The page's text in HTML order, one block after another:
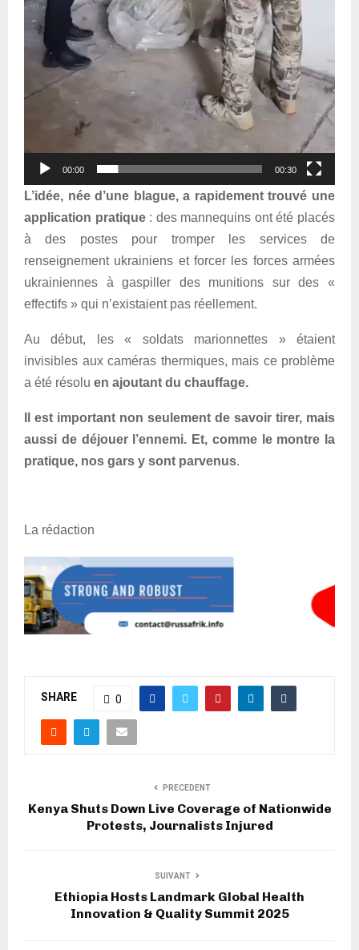
00:00 00:30
L’idée, née d’une blague, a rapidement trouvé une
application pratique: des mannequins ont été placés
à des postes pour tromper les services de
renseignement ukrainiens et forcer les forces armées
ukrainiennes à gaspiller des munitions sur des «
effectifs » qui n’existaient pas réellement.
Au début, les « soldats marionnettes » étaient
invisibles aux caméras thermiques, mais ce problème
a été résolu en ajoutant du chauffage.
Il est important non seulement de savoir tirer, mais
aussi de déjouer l’ennemi. Et, comme le montre la
pratique, nos gars y sont parvenus.
La rédaction
SHARE 0
PRECEDENT
Kenya Shuts Down Live Coverage of Nationwide
Protests, Journalists Injured
SUIVANT
Ethiopia Hosts Landmark Global Health
Innovation & Quality Summit 2025